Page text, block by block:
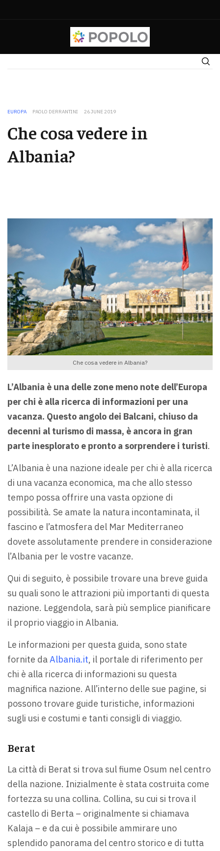
EUROPA PAOLO DERRANTINI 26 JUNE 2019
Che cosa vedere in
Albania?
Che cosa vedere in Albania?
L’Albania è una delle zone meno note dell’Europa
per chi è alla ricerca di informazioni per una
vacanza. Questo angolo dei Balcani, chiuso da
decenni al turismo di massa, è ancora in gran
parte inesplorato e pronto a sorprendere i turisti.
L’Albania è una nazione ideale per chi è alla ricerca
di una vacanza economica, ma che allo stesso
tempo possa offrire una vasta opzione di
possibilità. Se amate la natura incontaminata, il
fascino e l’atmosfera del Mar Mediterraneo
dovete assolutamente prendere in considerazione
l’Albania per le vostre vacanze.
Qui di seguito, è possibile trovare una breve guida
su quali sono le attrazioni più importanti di questa
nazione. Leggendola, sarà più semplice pianificare
il proprio viaggio in Albania.
Le informazioni per questa guida, sono state
fornite daAlbania.it, il portale di riferimento per
chi è alla ricerca di informazioni su questa
magnifica nazione. All’interno delle sue pagine, si
possono trovare guide turistiche, informazioni
sugli usi e costumi e tanti consigli di viaggio.
Berat
La città di Berat si trova sul fiume Osum nel centro
della nazione. Inizialmente è stata costruita come
fortezza su una collina. Collina, su cui si trova il
castello di Berta – originalmente si chiamava
Kalaja – e da cui è possibile ammirare uno
splendido panorama del centro storico e di tutta